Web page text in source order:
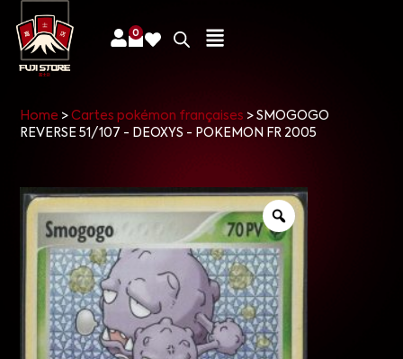
0
Home >Cartes pokémon françaises >SMOGOGO
REVERSE 51/107 - DEOXYS - POKEMON FR 2005